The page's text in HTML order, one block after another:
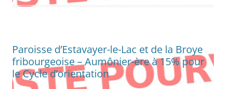
Paroisse d’Estavayer-le-Lac et de la Broye
fribourgeoise – Aumônier-ère à 15% pour
le Cycle d’orientation